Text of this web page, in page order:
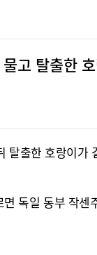
고 탈출한
탈출한 호랑이가
독일 동부 작